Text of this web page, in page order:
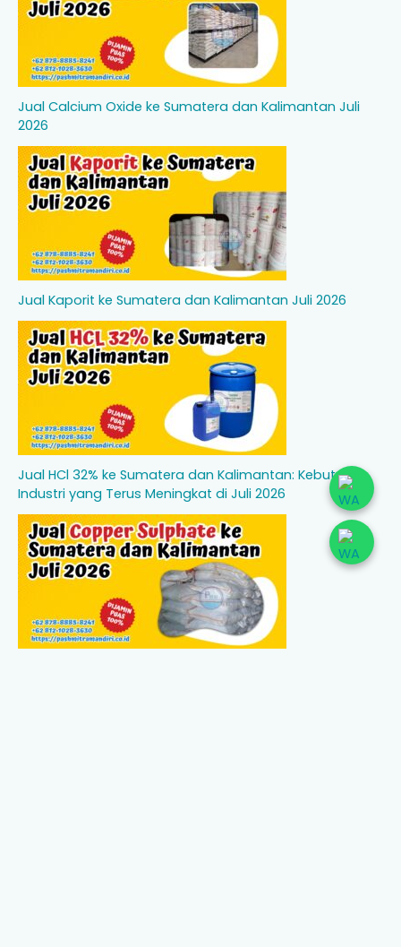
Jual Calcium Oxide ke Sumatera dan Kalimantan Juli
2026
Jual Kaporit ke Sumatera dan Kalimantan Juli 2026
Jual HCl 32% ke Sumatera dan Kalimantan: Kebutuhan
Industri yang Terus Meningkat di Juli 2026